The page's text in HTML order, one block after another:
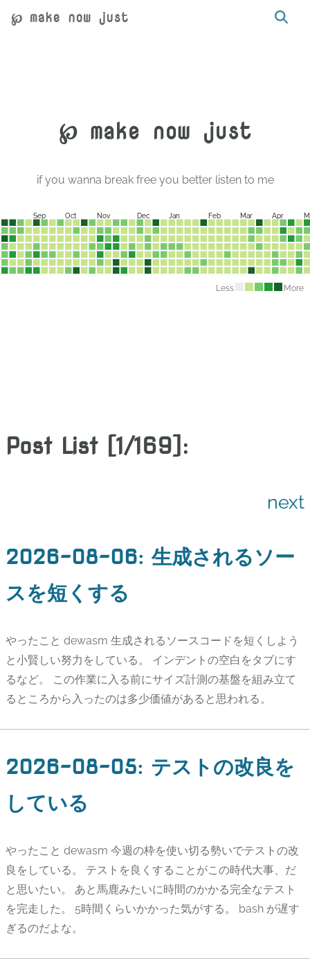
℘ make now just
℘ make now just
if you wanna break free you better listen to me
Sep Oct Nov Dec Jan Feb Mar Apr
Less More
Post List [1/169]:
next
2026-08-06:生成されるソー
スを短くする
やったこと dewasm 生成されるソースコードを短くしよう
と小賢しい努力をしている。 インデントの空白をタブにす
るなど。 この作業に入る前にサイズ計測の基盤を組み立て
るところから入ったのは多少価値があると思われる。
2026-08-05: テストの改良を
している
やったこと dewasm 今週の枠を使い切る勢いでテストの改
良をしている。 テストを良くすることがこの時代大事、だ
と思いたい。 あと馬鹿みたいに時間のかかる完全なテスト
を完走した。 5時間くらいかかった気がする。 bash が遅す
ぎるのだよな。